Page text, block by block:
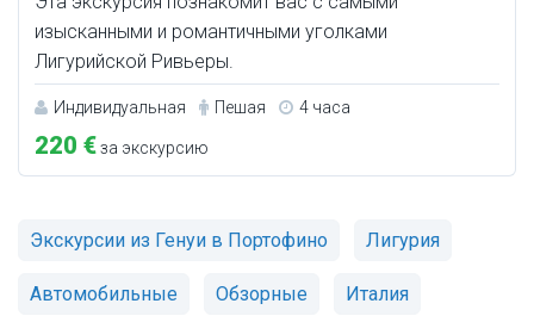
изысканными и романтичными уголками
Лигурийской Ривьеры.
Индивидуальная Пешая 4 часа
220 €за экскурсию
Экскурсии из Генуи в Портофино Лигурия
Автомобильные Обзорные Италия